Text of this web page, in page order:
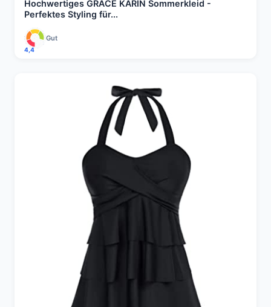
Hochwertiges GRACE KARIN Sommerkleid -
Perfektes Styling für...
4,4
Gut